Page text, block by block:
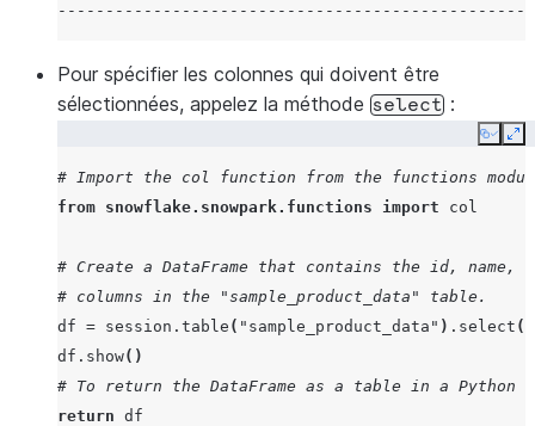
Pour spécifier les colonnes qui doivent être
sélectionnées, appelez la méthode select :
Copy
# Import the col function from the functions
from snowflake.snowpark.functions import col
# Create a DataFrame that contains the id, name,
# columns in the "sample_product_data" table.
df = session . table ( "sample_product_data" ) . select (
df . show()
# To return the DataFrame as a table in a Python
return df